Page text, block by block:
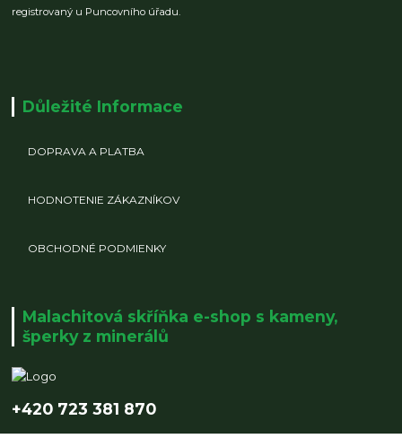
registrovaný u Puncovního úřadu.
Důležité Informace
DOPRAVA A PLATBA
HODNOTENIE ZÁKAZNÍKOV
OBCHODNÉ PODMIENKY
Malachitová skříňka e-shop s kameny,
šperky z minerálů
+420 723 381 870